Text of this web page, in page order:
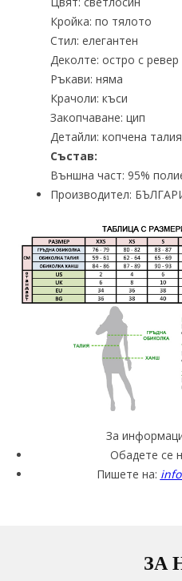
Кройка: по тялото
Стил: елегантен
Деколте: остро с ревер
Ръкави: няма
Крачоли: къси
Закопчаване: цип
Детайли: копчена
Състав:
Външна част: 95%
Производител:
За
Обадете се
Пишете на:
ЗА